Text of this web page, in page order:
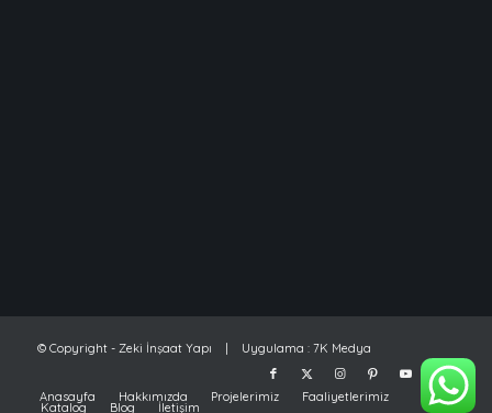
© Copyright - Zeki İnşaat Yapı | Uygulama : 7K Medya
Anasayfa Hakkımızda Projelerimiz Faaliyetlerimiz
Katalog Blog İletişim